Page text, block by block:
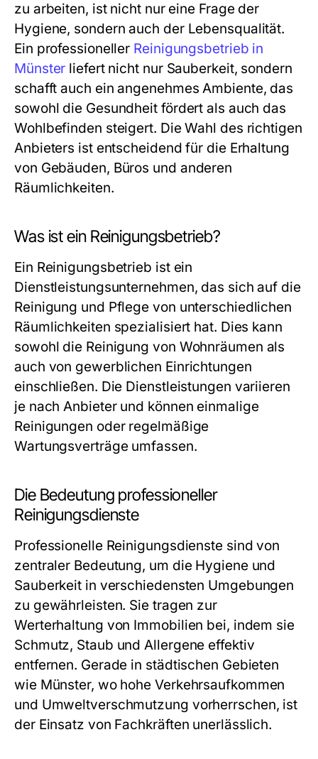
zu arbeiten, ist nicht nur eine Frage der
Hygiene, sondern auch der Lebensqualität.
Ein professioneller Reinigungsbetrieb in
Münster liefert nicht nur Sauberkeit, sondern
schafft auch ein angenehmes Ambiente, das
sowohl die Gesundheit fördert als auch das
Wohlbefinden steigert. Die Wahl des richtigen
Anbieters ist entscheidend für die Erhaltung
von Gebäuden, Büros und anderen
Räumlichkeiten.
Was ist ein Reinigungsbetrieb?
Ein Reinigungsbetrieb ist ein
Dienstleistungsunternehmen, das sich auf die
Reinigung und Pflege von unterschiedlichen
Räumlichkeiten spezialisiert hat. Dies kann
sowohl die Reinigung von Wohnräumen als
auch von gewerblichen Einrichtungen
einschließen. Die Dienstleistungen variieren
je nach Anbieter und können einmalige
Reinigungen oder regelmäßige
Wartungsverträge umfassen.
Die Bedeutung professioneller
Reinigungsdienste
Professionelle Reinigungsdienste sind von
zentraler Bedeutung, um die Hygiene und
Sauberkeit in verschiedensten Umgebungen
zu gewährleisten. Sie tragen zur
Werterhaltung von Immobilien bei, indem sie
Schmutz, Staub und Allergene effektiv
entfernen. Gerade in städtischen Gebieten
wie Münster, wo hohe Verkehrsaufkommen
und Umweltverschmutzung vorherrschen, ist
der Einsatz von Fachkräften unerlässlich.